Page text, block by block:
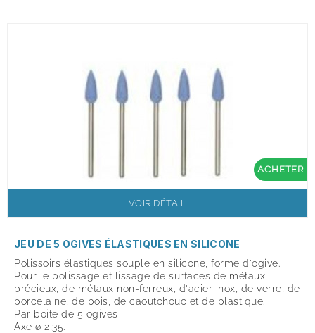
ACHETER
VOIR DÉTAIL
JEU DE 5 OGIVES ÉLASTIQUES EN SILICONE
Polissoirs élastiques souple en silicone, forme d'ogive.
Pour le polissage et lissage de surfaces de métaux
précieux, de métaux non-ferreux, d'acier inox, de verre, de
porcelaine, de bois, de caoutchouc et de plastique.
Par boite de 5 ogives
Axe ø 2,35.